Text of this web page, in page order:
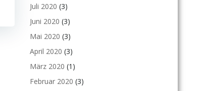
Juli 2020 (3)
Juni 2020 (3)
Mai 2020 (3)
April 2020 (3)
März 2020 (1)
Februar 2020 (3)